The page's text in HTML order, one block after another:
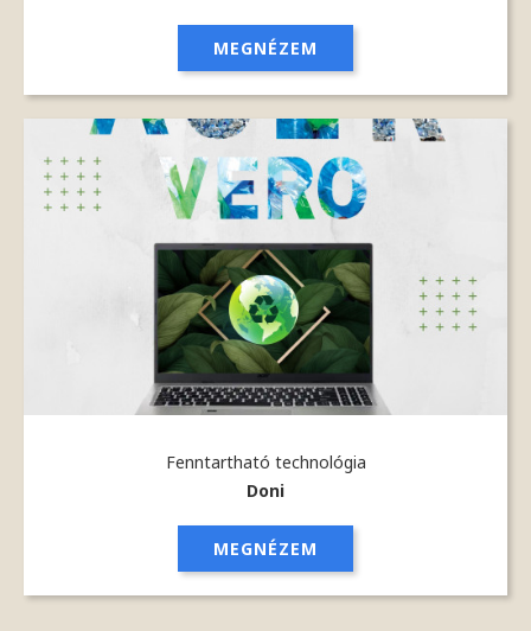
MEGNÉZEM
Fenntartható technológia
Doni
MEGNÉZEM